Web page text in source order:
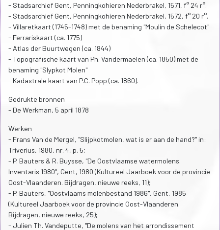
- Stadsarchief Gent, Penningkohieren Nederbrakel, 1571, f° 24 r°.
- Stadsarchief Gent, Penningkohieren Nederbrakel, 1572, f° 20 r°.
- Villaretkaart (1745-1748) met de benaming "Moulin de Schelecot"
- Ferrariskaart (ca. 1775)
- Atlas der Buurtwegen (ca. 1844)
- Topografische kaart van Ph. Vandermaelen (ca. 1850) met de
benaming "Slypkot Molen"
- Kadastrale kaart van P.C. Popp (ca. 1860).
Gedrukte bronnen
- De Werkman, 5 april 1878
Werken
- Frans Van de Mergel, "Slijpkotmolen, wat is er aan de hand?" in:
Triverius, 1980, nr. 4, p. 5;
- P. Bauters & R. Buysse, "De Oostvlaamse watermolens.
Inventaris 1980", Gent, 1980 (Kultureel Jaarboek voor de provincie
Oost-Vlaanderen. Bijdragen, nieuwe reeks, 11);
- P. Bauters, "Oostvlaams molenbestand 1986", Gent, 1985
(Kultureel Jaarboek voor de provincie Oost-Vlaanderen.
Bijdragen, nieuwe reeks, 25);
- Julien Th. Vandeputte, "De molens van het arrondissement